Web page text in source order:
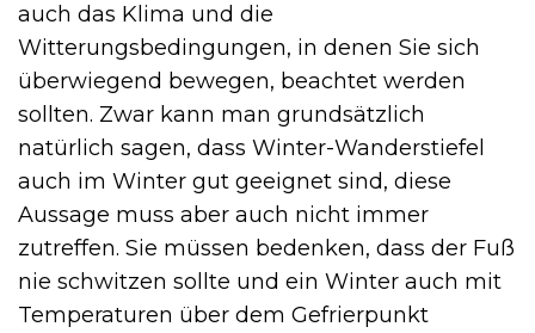
auch das Klima und die
Witterungsbedingungen, in denen Sie sich
überwiegend bewegen, beachtet werden
sollten. Zwar kann man grundsätzlich
natürlich sagen, dass Winter-Wanderstiefel
auch im Winter gut geeignet sind, diese
Aussage muss aber auch nicht immer
zutreffen. Sie müssen bedenken, dass der Fuß
nie schwitzen sollte und ein Winter auch mit
Temperaturen über dem Gefrierpunkt